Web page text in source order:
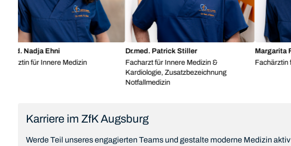
Nadja Ehni
für Innere Medizin
Dr.med. Patrick Stiller
Facharzt für Innere Medizin &
Kardiologie, Zusatzbezeichnung
Notfallmedizin
Margarita
Fachärztin
Karriere im ZfK Augsburg
Werde Teil unseres engagierten Teams und gestalte moderne Medizin